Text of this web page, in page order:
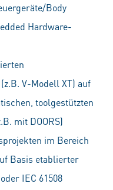
Body
Hardware-
V-Modell XT) auf
toolgestützten
mit DOORS)
im Bereich
Basis etablierter
IEC 61508